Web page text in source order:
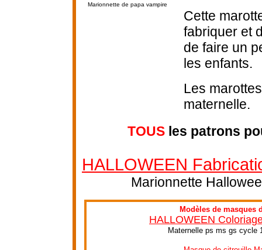
Marionnette de papa vampire
Cette
fabriquer et
de faire un
les enfants.
Les
maternelle.
TOUS les patrons
HALLOWEEN
Marionnette
Modèles de masques
HALLOWEEN
Maternelle ps ms gs cycle